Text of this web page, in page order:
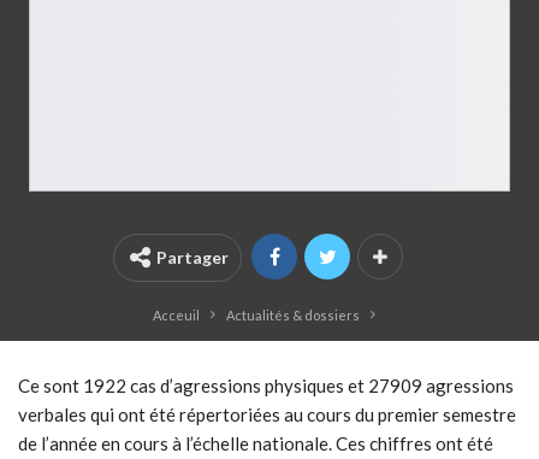
Partager
Acceuil Actualités & dossiers
Ce sont 1922 cas d’agressions physiques et 27909 agressions
verbales qui ont été répertoriées au cours du premier semestre
de l’année en cours à l’échelle nationale. Ces chiffres ont été